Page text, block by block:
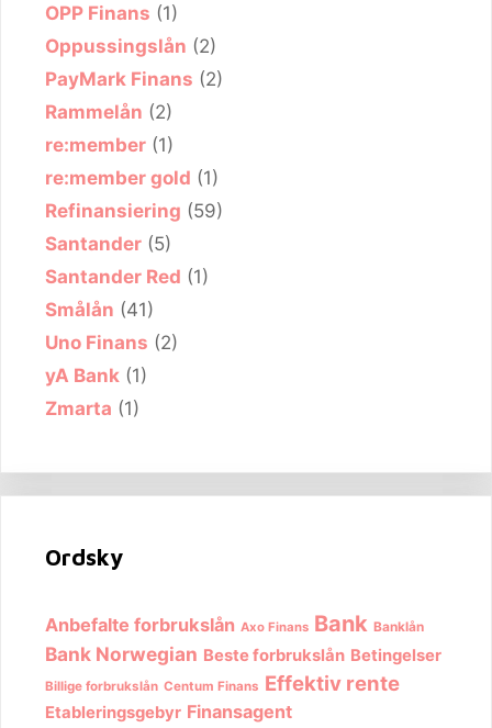
OPP Finans (1)
Oppussingslån (2)
PayMark Finans (2)
Rammelån (2)
re:member (1)
re:member gold (1)
Refinansiering (59)
Santander (5)
Santander Red (1)
Smålån (41)
Uno Finans (2)
yA Bank (1)
Zmarta (1)
Ordsky
Anbefalte forbrukslån Axo Finans Bank Banklån
Bank Norwegian Beste forbrukslån Betingelser
Billige forbrukslån Centum Finans Effektiv rente
Etableringsgebyr Finansagent